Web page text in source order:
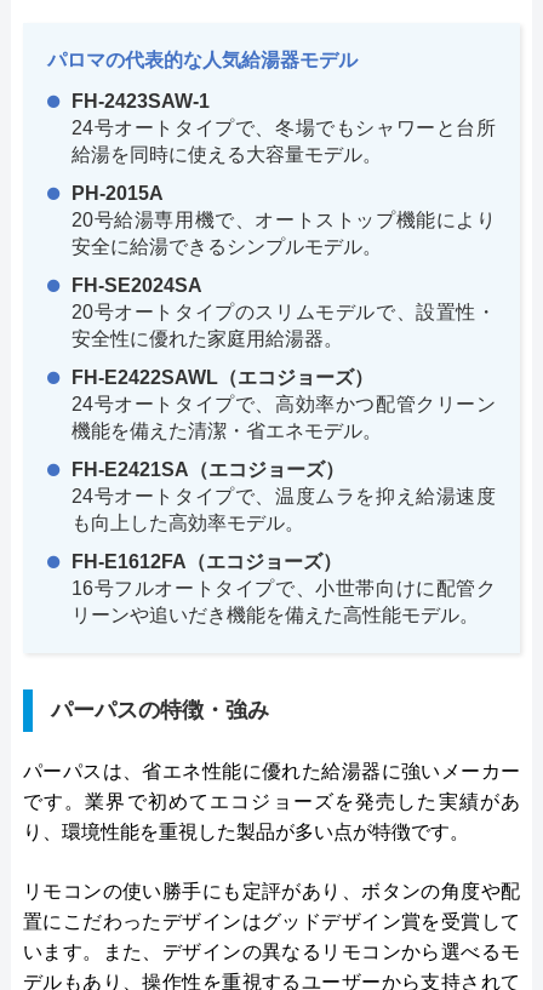
パロマの代表的な人気給湯器モデル
FH-2423SAW-1
24号オートタイプで、冬場でもシャワーと台所
給湯を同時に使える大容量モデル。
PH-2015A
20号給湯専用機で、オートストップ機能により
安全に給湯できるシンプルモデル。
FH-SE2024SA
20号オートタイプのスリムモデルで、設置性・
安全性に優れた家庭用給湯器。
FH-E2422SAWL（エコジョーズ）
24号オートタイプで、高効率かつ配管クリーン
機能を備えた清潔・省エネモデル。
FH-E2421SA（エコジョーズ）
24号オートタイプで、温度ムラを抑え給湯速度
も向上した高効率モデル。
FH-E1612FA（エコジョーズ）
16号フルオートタイプで、小世帯向けに配管ク
リーンや追いだき機能を備えた高性能モデル。
パーパスの特徴・強み
パーパスは、省エネ性能に優れた給湯器に強いメーカー
です。業界で初めてエコジョーズを発売した実績があ
り、環境性能を重視した製品が多い点が特徴です。
リモコンの使い勝手にも定評があり、ボタンの角度や配
置にこだわったデザインはグッドデザイン賞を受賞して
います。また、デザインの異なるリモコンから選べるモ
デルもあり、操作性を重視するユーザーから支持されて